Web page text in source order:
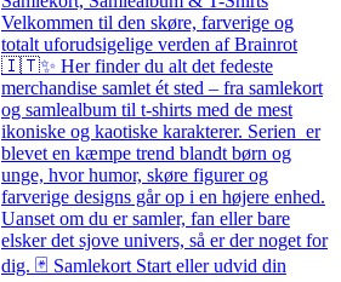
Velkommen til den skøre, farverige og
totalt uforudsigelige verden af Brainrot
🇮🇹✨ Her finder du alt det fedeste
merchandise samlet ét sted – fra samlekort
og samlealbum til t-shirts med de mest
ikoniske og kaotiske karakterer. Serien er
blevet en kæmpe trend blandt børn og
unge, hvor humor, skøre figurer og
farverige designs går op i en højere enhed.
Uanset om du er samler, fan eller bare
elsker det sjove univers, så er der noget for
dig. 🃏 Samlekort Start eller udvid din